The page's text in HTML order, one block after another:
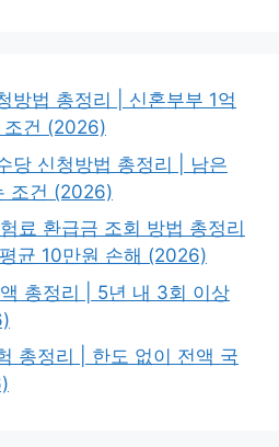
방법 총정리 | 신혼부부 1억
조건 (2026)
당 신청방법 총정리 | 남은
조건 (2026)
료 환급금 조회 방법 총정리
균 10만원 손해 (2026)
총정리 | 5년 내 3회 이상
총정리 | 한도 없이 전액 국